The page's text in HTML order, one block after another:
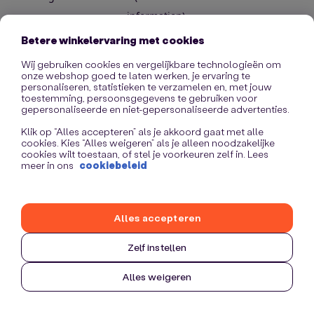
information).
Betere winkelervaring met cookies
Wij gebruiken cookies en vergelijkbare technologieën om
onze webshop goed te laten werken, je ervaring te
personaliseren, statistieken te verzamelen en, met jouw
toestemming, persoonsgegevens te gebruiken voor
gepersonaliseerde en niet-gepersonaliseerde advertenties.
Klik op “Alles accepteren” als je akkoord gaat met alle
cookies. Kies “Alles weigeren” als je alleen noodzakelijke
cookies wilt toestaan, of stel je voorkeuren zelf in. Lees
meer in ons cookiebeleid
Zelf instellen
Alles weigeren
Alles accepteren